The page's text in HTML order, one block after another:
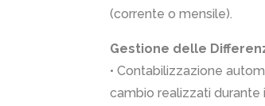
(corrente o mensile).
Gestione delle
• Contabilizzazione
cambio realizzati durante